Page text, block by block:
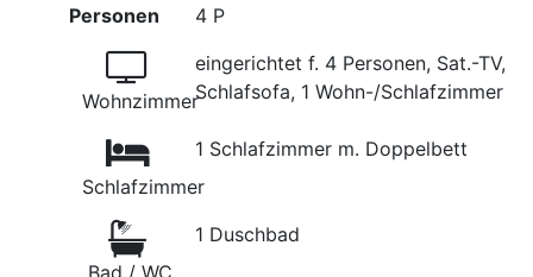
Personen
4 P
Wohnzimmer
eingerichtet f. 4 Personen, Sat.-TV,
Schlafsofa, 1 Wohn-/Schlafzimmer
Schlafzimmer
1 Schlafzimmer m. Doppelbett
Bad / WC
1 Duschbad